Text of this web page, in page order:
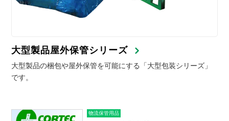
大型製品屋外保管シリーズ
大型製品の梱包や屋外保管を可能にする「大型包装シリーズ」
です。
物流保管用品